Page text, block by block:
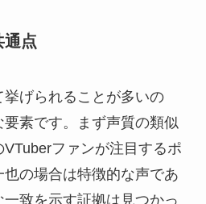
通点
げられることが多いの
素です。まず声質の類似
ファンが注目するポ
の場合は特徴的な声であ
致を示す証拠は見つかっ